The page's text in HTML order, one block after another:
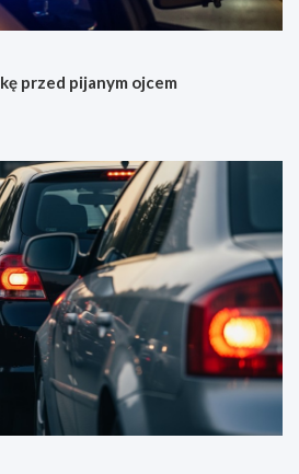
przed pijanym ojcem